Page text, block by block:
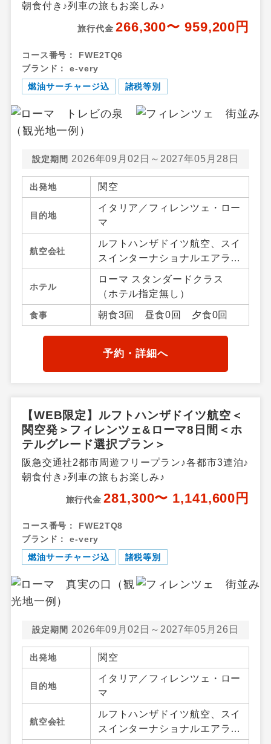
朝食付き♪列車の旅もお楽しみ♪
旅行代金 266,300〜 959,200円
コース番号：
FWE2TQ6
ブランド：
e-very
燃油サーチャージ込
諸税等別
設定期間 2026年09月02日～2027年05月28日
出発地 関空
目的地
イタリア／フィレンツェ・ロー
マ
航空会社
ルフトハンザドイツ航空、スイ
スインターナショナルエアライ
ンズ、オーストリア航空
ホテル
ローマ スタンダードクラス
（ホテル指定無し）
食事 朝食3回 昼食0回 夕食0回
予約・詳細へ
【WEB限定】ルフトハンザドイツ航空＜
関空発＞フィレンツェ&ローマ8日間＜ホ
テルグレード選択プラン＞
阪急交通社2都市周遊フリープラン♪各都市3連泊♪
朝食付き♪列車の旅もお楽しみ♪
旅行代金 281,300〜 1,141,600円
コース番号：
FWE2TQ8
ブランド：
e-very
燃油サーチャージ込
諸税等別
設定期間 2026年09月02日～2027年05月26日
出発地 関空
目的地
イタリア／フィレンツェ・ロー
マ
航空会社
ルフトハンザドイツ航空、スイ
スインターナショナルエアライ